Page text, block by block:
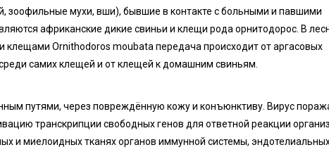
зоофильные мухи, вши), бывшие в контакте с больными и павшими
африканские дикие свиньи и клещи рода орнитодорос. В
Ornithodoros moubata передача происходит от аргасовых
самих клещей и от клещей к домашним свиньям.
путями, через повреждённую кожу и конъюнктиву. Вирус
транскрипции свободных генов для ответной реакции
и миелоидных тканях органов иммунной системы,